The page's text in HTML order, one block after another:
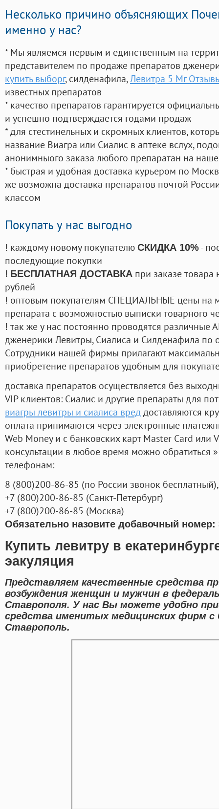
Несколько причино объясняющих
именно у нас?
* Мы являемся первым и единственным на
представителем по продаже препаратов
купить выборг, силденафила,Левитра 5 Мг
известных препаратов
* качество препаратов гарантируется
и успешно подтверждается годами продаж
* для стестинельных и скромных клиентов,
название Виагра или Сиалис в аптеке вслух,
анонимныого заказа любого препаратан на
* быстрая и удобная доставка курьером по
же возможна доставка препаратов почтой
классом
Покупать у нас выгодно
! каждому новому покупателю СКИДКА 10%-
последующие покупки
! БЕСПЛАТНАЯ ДОСТАВКА при заказе
рублей
! оптовым покупателям СПЕЦИАЛЬНЫЕ цены на
препарата с возможностью выписки товарного
! так же у нас постоянно проводятся
дженерики Левитры, Сиалиса и Силденафила по
Cотрудники нашей фирмы прилагают
приобретение препаратов удобным для
доставка препаратов осуществляется без
VIP клиентов: Сиалис и другие препараты для
виагры левитры и сиалиса вреддоставляются
оплата принимаются через электронные
Web Money и с банковских карт Master Card или
консультации в любое время можно обратиться
телефонам:
8 (800)200-86-85 (по России звонок бесплатный),
+7 (800)200-86-85 (Санкт-Петербург)
+7 (800)200-86-85 (Москва)
Обязательно назовите добавочный номер:
Купить левитру в
эакуляция
Представляем качественные средства
возбуждения женщин и мужчин в
Ставрополя. У нас Вы можете удобно
средства именитых медицинских фирм
Ставрополь.